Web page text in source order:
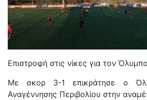
Επιστροφή στις νίκες για τον
Με σκορ 3-1 επικράτησε ο
Αναγέννησης Περιβολίου στην